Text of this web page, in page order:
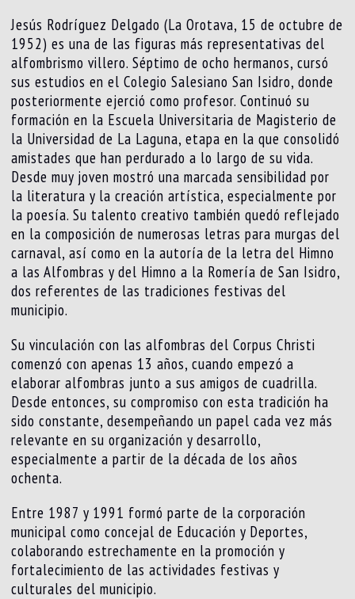
Jesús Rodríguez Delgado (La Orotava, 15 de octubre de
1952) es una de las figuras más representativas del
alfombrismo villero. Séptimo de ocho hermanos, cursó
sus estudios en el Colegio Salesiano San Isidro, donde
posteriormente ejerció como profesor. Continuó su
formación en la Escuela Universitaria de Magisterio de
la Universidad de La Laguna, etapa en la que consolidó
amistades que han perdurado a lo largo de su vida.
Desde muy joven mostró una marcada sensibilidad por
la literatura y la creación artística, especialmente por
la poesía. Su talento creativo también quedó reflejado
en la composición de numerosas letras para murgas del
carnaval, así como en la autoría de la letra del Himno
a las Alfombras y del Himno a la Romería de San Isidro,
dos referentes de las tradiciones festivas del
municipio.
Su vinculación con las alfombras del Corpus Christi
comenzó con apenas 13 años, cuando empezó a
elaborar alfombras junto a sus amigos de cuadrilla.
Desde entonces, su compromiso con esta tradición ha
sido constante, desempeñando un papel cada vez más
relevante en su organización y desarrollo,
especialmente a partir de la década de los años
ochenta.
Entre 1987 y 1991 formó parte de la corporación
municipal como concejal de Educación y Deportes,
colaborando estrechamente en la promoción y
fortalecimiento de las actividades festivas y
culturales del municipio.